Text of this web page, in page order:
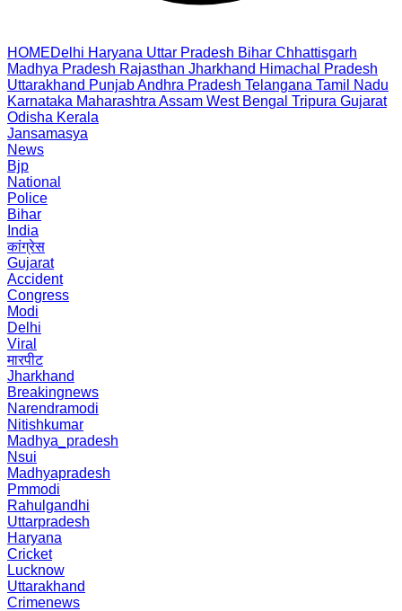
HOMEDelhi Haryana Uttar Pradesh Bihar Chhattisgarh
Madhya Pradesh Rajasthan Jharkhand Himachal Pradesh
Uttarakhand PunjabAndhra Pradesh Telangana Tamil Nadu
Karnataka Maharashtra Assam West Bengal Tripura Gujarat
Odisha Kerala
Jansamasya
News
Bjp
National
Police
Bihar
India
कांग्रेस
Gujarat
Accident
Congress
Modi
Delhi
Viral
मारपीट
Jharkhand
Breakingnews
Narendramodi
Nitishkumar
Madhya_pradesh
Nsui
Madhyapradesh
Pmmodi
Rahulgandhi
Uttarpradesh
Haryana
Cricket
Lucknow
Uttarakhand
Crimenews